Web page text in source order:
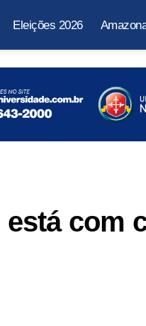
Eleições 2026
com